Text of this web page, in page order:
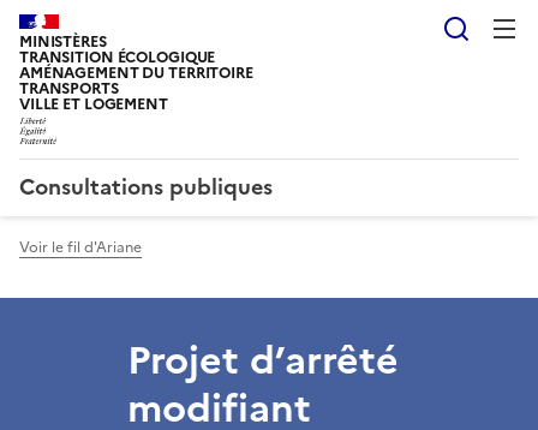
MINISTÈRES
TRANSITION ÉCOLOGIQUE
AMÉNAGEMENT DU TERRITOIRE
TRANSPORTS
VILLE ET LOGEMENT
Consultations publiques
Voir le fil d'Ariane
Projet d’arrêté
modifiant